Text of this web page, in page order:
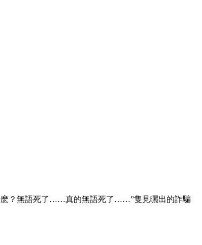
麽？無語死了……真的無語死了……”隻見曬出的詐騙